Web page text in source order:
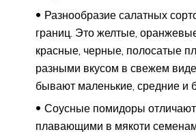
Разнообразие салатных
границ. Это желтые,
красные, черные, полосатые
разными вкусом в свежем
бывают маленькие, средние и
Соусные помидоры
плавающими в мякоти